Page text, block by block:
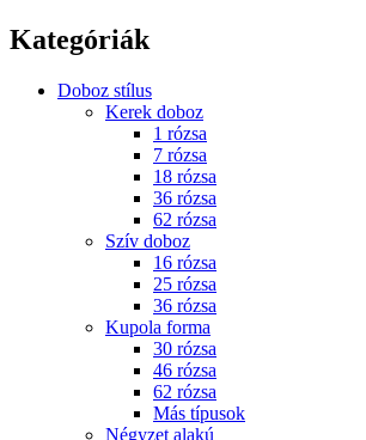
Kategóriák
Doboz stílus
Kerek doboz
1 rózsa
7 rózsa
18 rózsa
36 rózsa
62 rózsa
Szív doboz
16 rózsa
25 rózsa
36 rózsa
Kupola forma
30 rózsa
46 rózsa
62 rózsa
Más típusok
Négyzet alakú